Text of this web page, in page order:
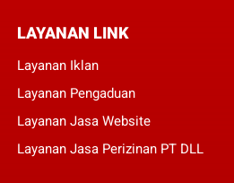
LAYANAN LINK
Layanan Iklan
Layanan Pengaduan
Layanan Jasa Website
Layanan Jasa Perizinan PT DLL